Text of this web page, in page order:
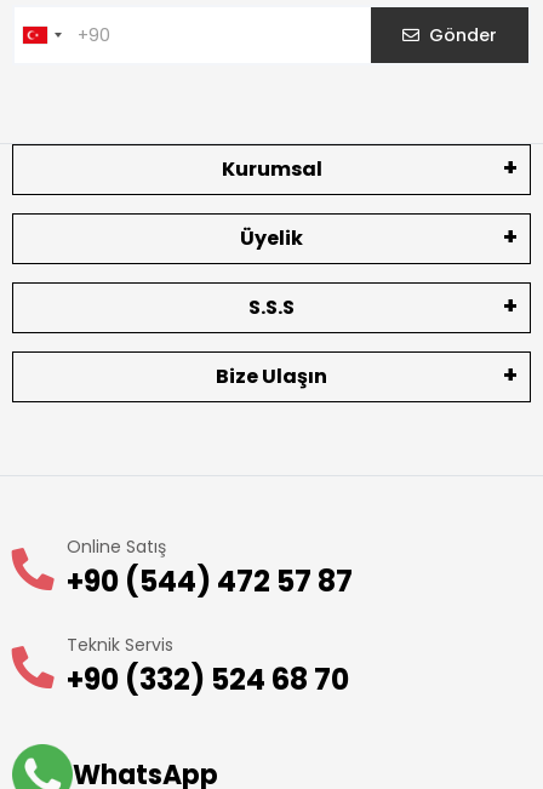
Gönder
Kurumsal
Üyelik
S.S.S
Bize Ulaşın
Online Satış
+90 (544) 472 57 87
Teknik Servis
+90 (332) 524 68 70
WhatsApp